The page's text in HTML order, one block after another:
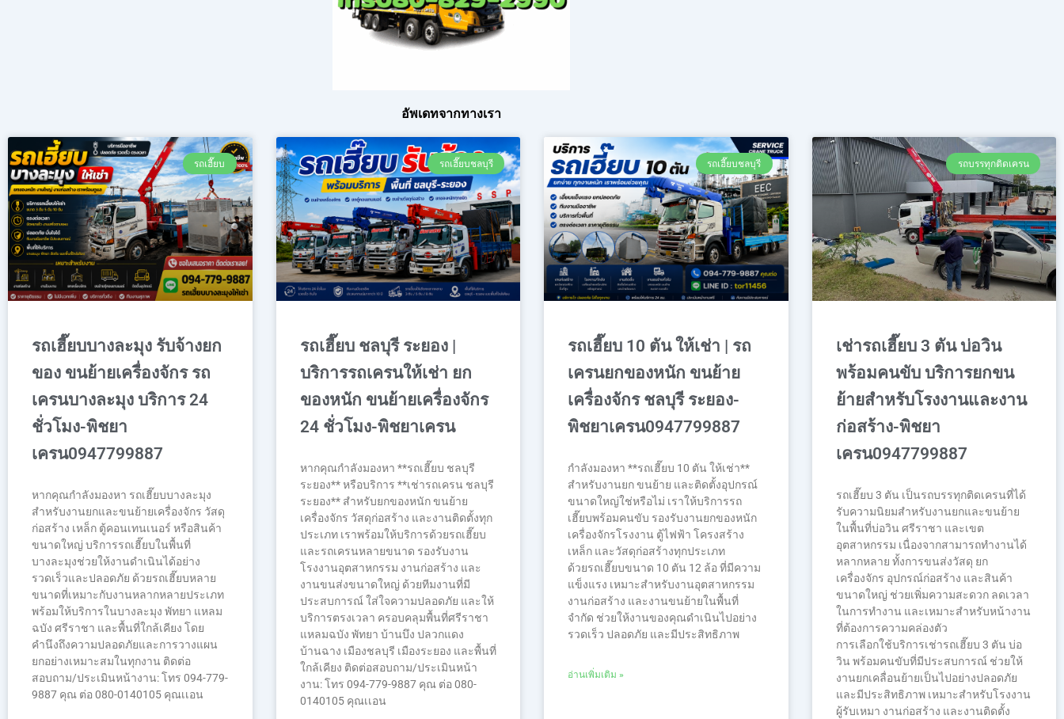
อัพเดทจากทางเรา
รถเฮี๊ยบ
รถเฮี๊ยบบางละมุง รับจ้างยก
ของ ขนย้ายเครื่องจักร รถ
เครนบางละมุง บริการ 24
ชั่วโมง-พิชยา
เครน0947799887
หากคุณกำลังมองหา รถเฮี๊ยบบางละมุง
สำหรับงานยกและขนย้ายเครื่องจักร วัสดุ
ก่อสร้าง เหล็ก ตู้คอนเทนเนอร์ หรือสินค้า
ขนาดใหญ่ บริการรถเฮี๊ยบในพื้นที่
บางละมุงช่วยให้งานดำเนินได้อย่าง
รวดเร็วและปลอดภัย ด้วยรถเฮี๊ยบหลาย
ขนาดที่เหมาะกับงานหลากหลายประเภท
พร้อมให้บริการในบางละมุง พัทยา แหลม
ฉบัง ศรีราชา และพื้นที่ใกล้เคียง โดย
คำนึงถึงความปลอดภัยและการวางแผน
ยกอย่างเหมาะสมในทุกงาน ติดต่อ
สอบถาม/ประเมินหน้างาน: โทร 094-779-
9887 คุณ ต่อ 080-0140105 คุณเเอน
รถเฮี๊ยบชลบุรี
รถเฮี๊ยบ ชลบุรี ระยอง |
บริการรถเครนให้เช่า ยก
ของหนัก ขนย้ายเครื่องจักร
24 ชั่วโมง-พิชยาเครน
หากคุณกำลังมองหา **รถเฮี๊ยบ ชลบุรี
ระยอง** หรือบริการ **เช่ารถเครน ชลบุรี
ระยอง** สำหรับยกของหนัก ขนย้าย
เครื่องจักร วัสดุก่อสร้าง และงานติดตั้งทุก
ประเภท เราพร้อมให้บริการด้วยรถเฮี๊ยบ
และรถเครนหลายขนาด รองรับงาน
โรงงานอุตสาหกรรม งานก่อสร้าง และ
งานขนส่งขนาดใหญ่ ด้วยทีมงานที่มี
ประสบการณ์ ใส่ใจความปลอดภัย และให้
บริการตรงเวลา ครอบคลุมพื้นที่ศรีราชา
แหลมฉบัง พัทยา บ้านบึง ปลวกแดง
บ้านฉาง เมืองชลบุรี เมืองระยอง และพื้นที่
ใกล้เคียง ติดต่อสอบถาม/ประเมินหน้า
งาน: โทร 094-779-9887 คุณ ต่อ 080-
0140105 คุณเเอน
รถเฮี๊ยบชลบุรี
รถเฮี๊ยบ 10 ตัน ให้เช่า | รถ
เครนยกของหนัก ขนย้าย
เครื่องจักร ชลบุรี ระยอง-
พิชยาเครน0947799887
กำลังมองหา **รถเฮี๊ยบ 10 ตัน ให้เช่า**
สำหรับงานยก ขนย้าย และติดตั้งอุปกรณ์
ขนาดใหญ่ใช่หรือไม่ เราให้บริการรถ
เฮี๊ยบพร้อมคนขับ รองรับงานยกของหนัก
เครื่องจักรโรงงาน ตู้ไฟฟ้า โครงสร้าง
เหล็ก และวัสดุก่อสร้างทุกประเภท
ด้วยรถเฮี๊ยบขนาด 10 ตัน 12 ล้อ ที่มีความ
แข็งแรง เหมาะสำหรับงานอุตสาหกรรม
งานก่อสร้าง และงานขนย้ายในพื้นที่
จำกัด ช่วยให้งานของคุณดำเนินไปอย่าง
รวดเร็ว ปลอดภัย และมีประสิทธิภาพ
อ่านเพิ่มเติม »
รถบรรทุกติดเครน
เช่ารถเฮี๊ยบ 3 ตัน บ่อวิน
พร้อมคนขับ บริการยกขน
ย้ายสำหรับโรงงานและงาน
ก่อสร้าง-พิชยา
เครน0947799887
รถเฮี๊ยบ 3 ตัน เป็นรถบรรทุกติดเครนที่ได้
รับความนิยมสำหรับงานยกและขนย้าย
ในพื้นที่บ่อวิน ศรีราชา และเขต
อุตสาหกรรม เนื่องจากสามารถทำงานได้
หลากหลาย ทั้งการขนส่งวัสดุ ยก
เครื่องจักร อุปกรณ์ก่อสร้าง และสินค้า
ขนาดใหญ่ ช่วยเพิ่มความสะดวก ลดเวลา
ในการทำงาน และเหมาะสำหรับหน้างาน
ที่ต้องการความคล่องตัว
การเลือกใช้บริการเช่ารถเฮี๊ยบ 3 ตัน บ่อ
วิน พร้อมคนขับที่มีประสบการณ์ ช่วยให้
งานยกเคลื่อนย้ายเป็นไปอย่างปลอดภัย
และมีประสิทธิภาพ เหมาะสำหรับโรงงาน
ผู้รับเหมา งานก่อสร้าง และงานติดตั้ง